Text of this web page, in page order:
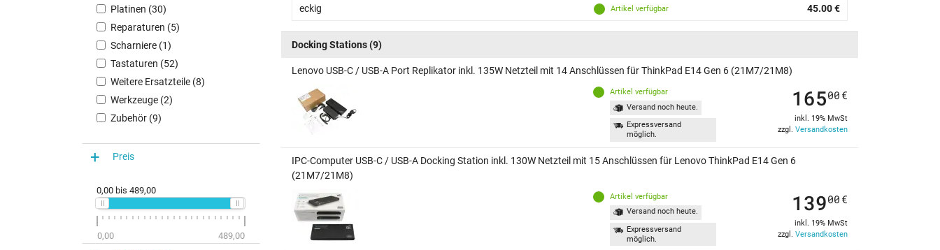
Platinen (30)
Reparaturen (5)
Scharniere (1)
Tastaturen (52)
Weitere Ersatzteile (8)
Werkzeuge (2)
Zubehör (9)
Preis
0,00 bis 489,00
0,00 489,00
eckig Artikel verfügbar 45.00 €
Docking Stations(9)
Lenovo USB-C / USB-A Port Replikator inkl. 135W Netzteil mit 14 Anschlüssen für ThinkPad E14 Gen 6 (21M7/21M8)
Artikel verfügbar
Versand noch heute.
Expressversand
möglich.
16500 €
inkl. 19% MwSt
zzgl. Versandkosten
IPC-Computer USB-C / USB-A Docking Station inkl. 130W Netzteil mit 15 Anschlüssen für Lenovo ThinkPad E14 Gen 6
(21M7/21M8)
Artikel verfügbar
Versand noch heute.
Expressversand
möglich.
13900 €
inkl. 19% MwSt
zzgl. Versandkosten